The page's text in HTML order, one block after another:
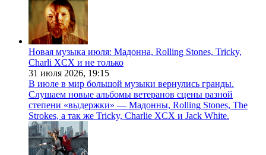
Новая музыка июля: Мадонна, Rolling Stones, Tricky,
Charli XCX и не только
31 июля 2026, 19:15
В июле в мир большой музыки вернулись гранды.
Слушаем новые альбомы ветеранов сцены разной
степени «выдержки» — Мадонны, Rolling Stones, The
Strokes, а так же Tricky, Charlie XCX и Jack White.